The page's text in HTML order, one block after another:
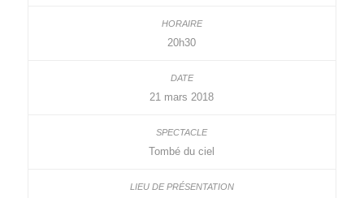
20h30
21 mars 2018
Tombé du ciel